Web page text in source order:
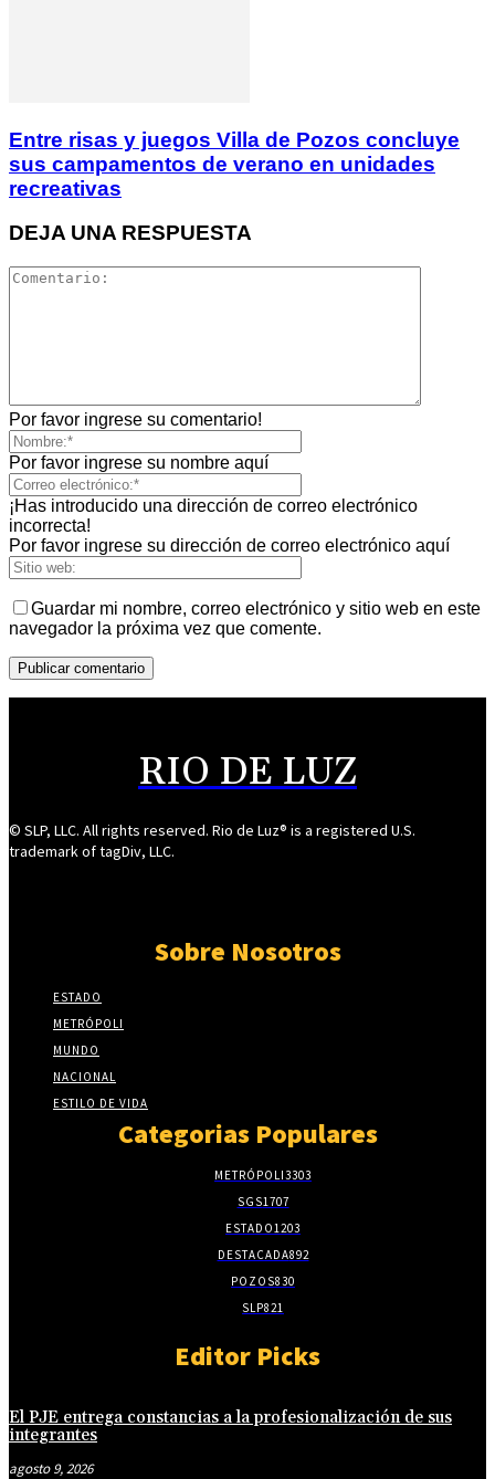
Entre risas y juegos Villa de Pozos concluye
sus campamentos de verano en unidades
recreativas
DEJA UNA RESPUESTA
Por favor ingrese su comentario!
Por favor ingrese su nombre aquí
¡Has introducido una dirección de correo electrónico
incorrecta!
Por favor ingrese su dirección de correo electrónico aquí
Guardar mi nombre, correo electrónico y sitio web en este
navegador la próxima vez que comente.
RIO DE LUZ
© SLP, LLC. All rights reserved. Rio de Luz® is a registered U.S.
trademark of tagDiv, LLC.
Sobre Nosotros
ESTADO
METRÓPOLI
MUNDO
NACIONAL
ESTILO DE VIDA
Categorias Populares
METRÓPOLI3303
SGS1707
ESTADO1203
DESTACADA892
POZOS830
SLP821
Editor Picks
El PJE entrega constancias a la profesionalización de sus
integrantes
agosto 9, 2026